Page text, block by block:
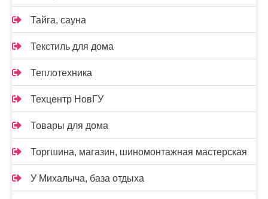
Тайга, сауна
Текстиль для дома
Теплотехника
Техцентр НовГУ
Товары для дома
Торгшина, магазин, шиномонтажная мастерская
У Михалыча, база отдыха